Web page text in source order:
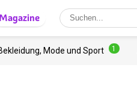
Mode und Sport 1